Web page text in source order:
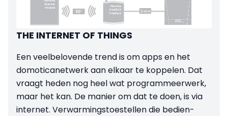
THE INTERNET OF THINGS
Een veelbelovende trend is om apps en het
domoticanetwerk aan elkaar te koppelen. Dat
vraagt heden nog heel wat programmeerwerk,
maar het kan. De manier om dat te doen, is via
internet. Verwarmingstoestellen die bedien-